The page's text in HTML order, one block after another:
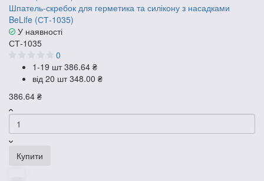
Шпатель‑скребок для герметика та силікону з насадками
BeLife (СТ-1035)
У наявності
СТ-1035
0
1-19 шт386.64 ₴
від 20 шт348.00 ₴
386.64 ₴
Купити